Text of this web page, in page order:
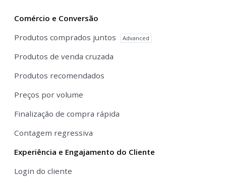
Comércio e Conversão
Produtos comprados juntos
Advanced
Produtos de venda cruzada
Produtos recomendados
Preços por volume
Finalização de compra rápida
Contagem regressiva
Experiência e Engajamento do Cliente
Login do cliente